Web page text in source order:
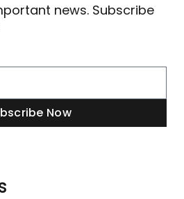
news. Subscribe
Now